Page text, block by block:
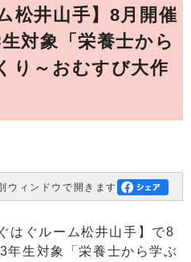
松井山手】8月開催
対象「栄養士から
り～おむすび大作
ウィンドウで開きます
はぐルーム松井山手】で8
生対象「栄養士から学ぶ